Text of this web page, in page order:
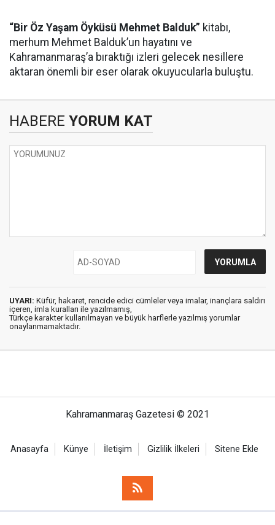
“Bir Öz Yaşam Öyküsü Mehmet Balduk” kitabı,
merhum Mehmet Balduk’un hayatını ve
Kahramanmaraş’a bıraktığı izleri gelecek nesillere
aktaran önemli bir eser olarak okuyucularla buluştu.
HABERE YORUM KAT
UYARI: Küfür, hakaret, rencide edici cümleler veya imalar, inançlara saldırı
içeren, imla kuralları ile yazılmamış,
Türkçe karakter kullanılmayan ve büyük harflerle yazılmış yorumlar
onaylanmamaktadır.
Kahramanmaraş Gazetesi © 2021
Anasayfa Künye İletişim Gizlilik İlkeleri Sitene Ekle